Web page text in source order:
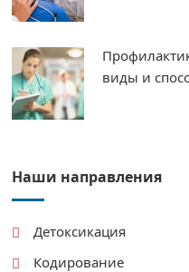
виды и
Наши направления
Детоксикация
Кодирование